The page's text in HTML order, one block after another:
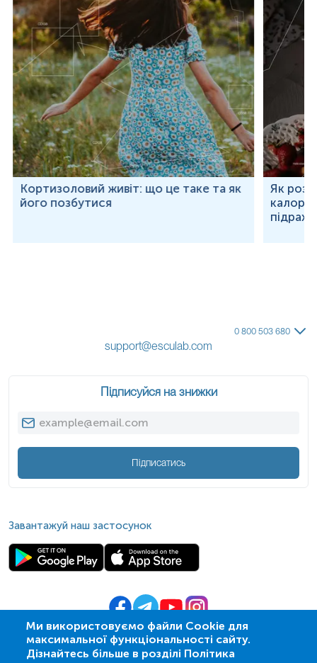
Кортизоловий живіт: що це таке та як
його позбутися
Як
Ми використовуємо файли Cookie для
максимальної функціональності сайту.
Дізнайтесь більше в розділі Політика
0 800 503 680
support@esculab.com
Підписуйся на знижки
Підписатись
Завантажуй наш застосунок
© 2009- 2026 | ПСМЛ «Ескулаб»